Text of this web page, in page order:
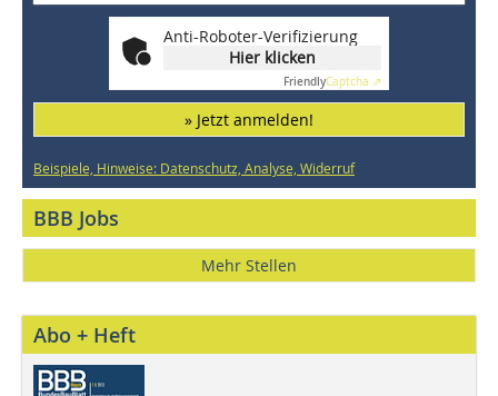
Anti-Roboter-Verifizierung
Hier klicken
FriendlyCaptcha ⇗
» Jetzt anmelden!
Beispiele, Hinweise: Datenschutz, Analyse, Widerruf
BBB Jobs
Mehr Stellen
Abo + Heft